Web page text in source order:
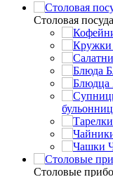
Столовая посуда
Cтоловые